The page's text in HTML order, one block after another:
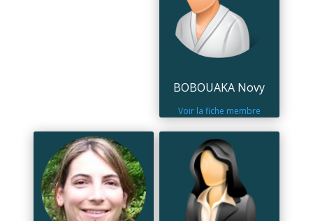
BOBOUAKA Novy
Voir la fiche membre